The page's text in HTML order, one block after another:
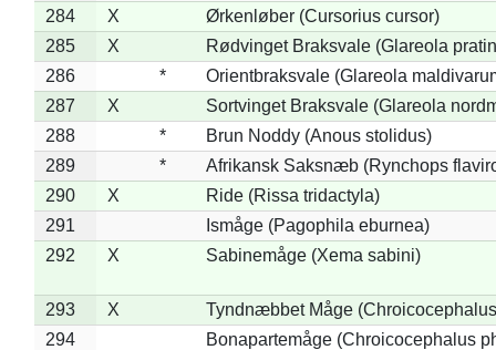
284
X
Ørkenløber (Cursorius cursor)
285
X
Rødvinget Braksvale (Glareola
286
*
Orientbraksvale (Glareola
287
X
Sortvinget Braksvale (Glareola
288
*
Brun Noddy (Anous stolidus)
289
*
Afrikansk Saksnæb (Rynchops
290
X
Ride (Rissa tridactyla)
291
Ismåge (Pagophila eburnea)
292
X Sabinemåge (Xema sabini)
293 X
Tyndnæbbet Måge
294
Bonapartemåge (Chroicocephalus